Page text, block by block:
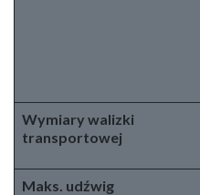
Wymiary walizki
transportowej
Maks. udźwig